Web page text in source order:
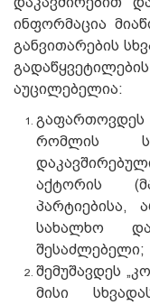
ინფორმაცია
განვითარების
აუცილებელია:
გაფართოვდეს
რომლის
აქტორის
პარტიებისა,
სახალხო
შესაძლებელი;
შემუშავდეს
მისი